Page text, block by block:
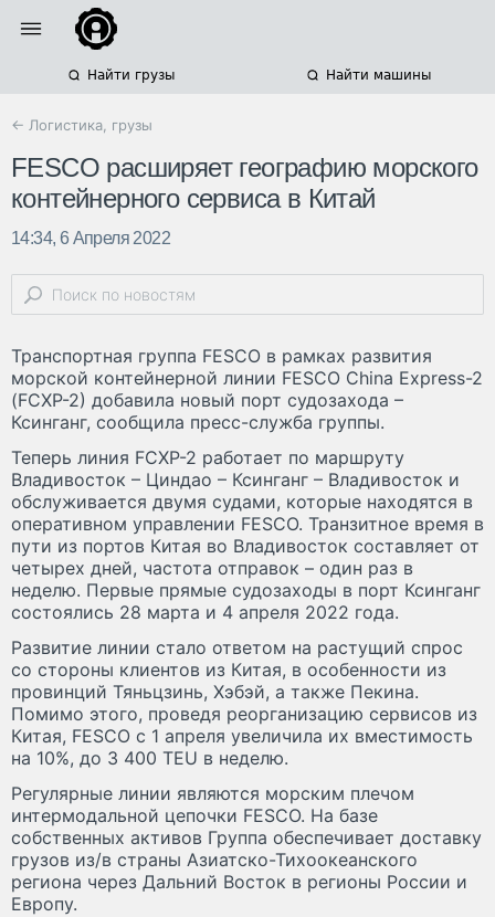
Найти грузы Найти машины
← Логистика, грузы
FESCO расширяет географию морского
контейнерного сервиса в Китай
14:34, 6 Апреля 2022
Транспортная группа FESCO в рамках развития
морской контейнерной линии FESCO China Express-2
(FCXP-2) добавила новый порт судозахода –
Ксинганг, сообщила пресс-служба группы.
Теперь линия FCXP-2 работает по маршруту
Владивосток – Циндао – Ксинганг – Владивосток и
обслуживается двумя судами, которые находятся в
оперативном управлении FESCO. Транзитное время в
пути из портов Китая во Владивосток составляет от
четырех дней, частота отправок – один раз в
неделю. Первые прямые судозаходы в порт Ксинганг
состоялись 28 марта и 4 апреля 2022 года.
Развитие линии стало ответом на растущий спрос
со стороны клиентов из Китая, в особенности из
провинций Тяньцзинь, Хэбэй, а также Пекина.
Помимо этого, проведя реорганизацию сервисов из
Китая, FESCO с 1 апреля увеличила их вместимость
на 10%, до 3 400 TEU в неделю.
Регулярные линии являются морским плечом
интермодальной цепочки FESCO. На базе
собственных активов Группа обеспечивает доставку
грузов из/в страны Азиатско-Тихоокеанского
региона через Дальний Восток в регионы России и
Европу.